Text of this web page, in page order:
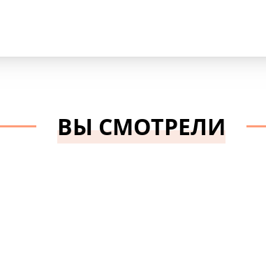
ВЫ СМОТРЕЛИ